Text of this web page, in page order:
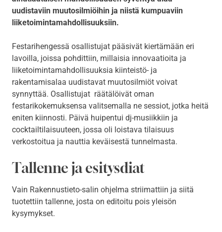
uudistaviin muutosilmiöihin ja niistä kumpuaviin
liiketoimintamahdollisuuksiin.
Festarihengessä osallistujat pääsivät kiertämään eri
lavoilla, joissa pohdittiin, millaisia innovaatioita ja
liiketoimintamahdollisuuksia kiinteistö- ja
rakentamisalaa uudistavat muutosilmiöt voivat
synnyttää. Osallistujat räätälöivät oman
festarikokemuksensa valitsemalla ne sessiot, jotka heitä
eniten kiinnosti. Päivä huipentui dj-musiikkiin ja
cocktailtilaisuuteen, jossa oli loistava tilaisuus
verkostoitua ja nauttia keväisestä tunnelmasta.
Tallenne ja esitysdiat
Vain Rakennustieto-salin ohjelma striimattiin ja siitä
tuotettiin tallenne, josta on editoitu pois yleisön
kysymykset.